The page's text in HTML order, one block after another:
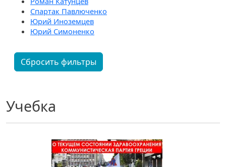
Учебка
Спартак Павлюченко
Юрий Иноземцев
Юрий Симоненко
Сбросить фильтры